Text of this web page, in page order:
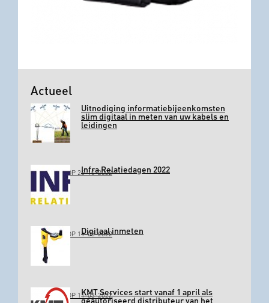
Actueel
Uitnodiging informatiebijeenkomsten
slim digitaal in meten van uw kabels en
leidingen
GEPLAATST OP 26-10-2022Infra Relatiedagen 2022
GEPLAATST OP 11-03-2022Digitaal inmeten
GEPLAATST OP 11-03-2022KMT Services start vanaf 1 april als
geautoriseerd distributeur van het